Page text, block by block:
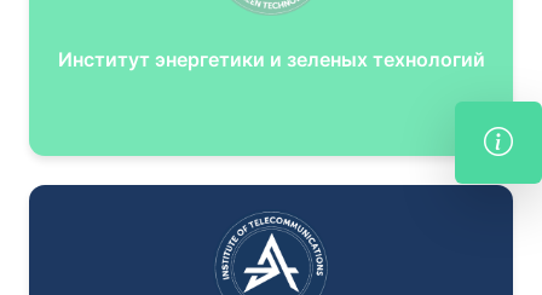
Институт энергетики и зеленых технологий